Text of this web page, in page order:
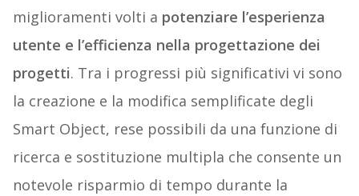
miglioramenti volti a potenziare l’esperienza
utente e l’efficienza nella progettazione dei
progetti. Tra i progressi più significativi vi sono
la creazione e la modifica semplificate degli
Smart Object, rese possibili da una funzione di
ricerca e sostituzione multipla che consente un
notevole risparmio di tempo durante la